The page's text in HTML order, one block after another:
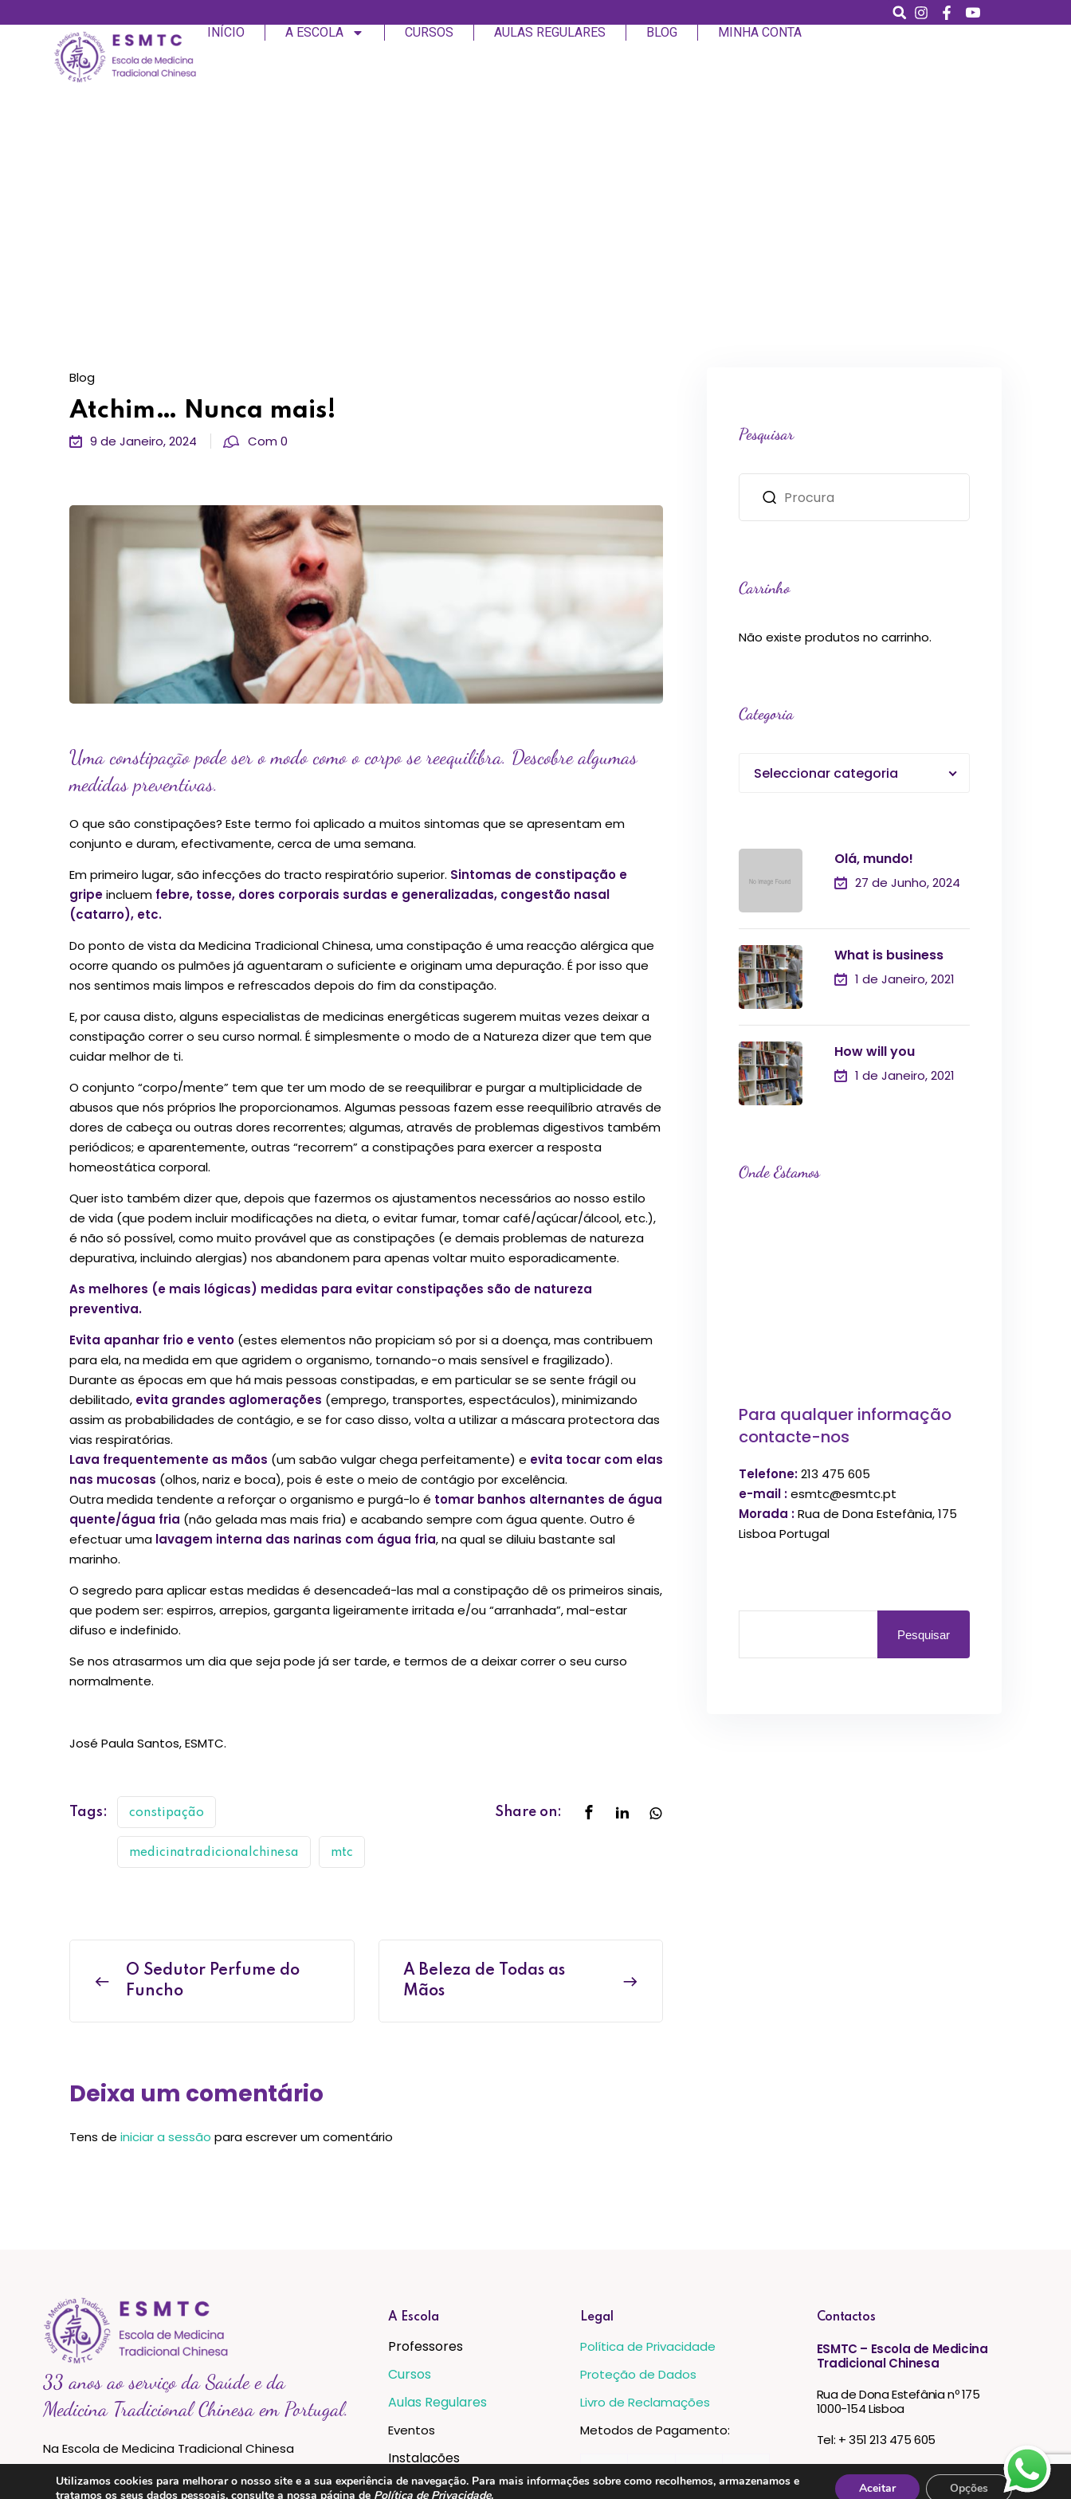
INÍCIO A ESCOLA CURSOS AULAS REGULARES BLOG MINHA CONTA
Blog
Atchim… Nunca mais!
9 de Janeiro, 2024 Com 0
Uma constipação pode ser o modo como o corpo se reequilibra. Descobre algumas
medidas preventivas.
O que são constipações? Este termo foi aplicado a muitos sintomas que se apresentam em
conjunto e duram, efectivamente, cerca de uma semana.
Em primeiro lugar, são infecções do tracto respiratório superior. Sintomas de constipação e
gripeincluem febre, tosse, dores corporais surdas e generalizadas, congestão nasal
(catarro), etc.
Do ponto de vista da Medicina Tradicional Chinesa, uma constipação é uma reacção alérgica que
ocorre quando os pulmões já aguentaram o suficiente e originam uma depuração. É por isso que
nos sentimos mais limpos e refrescados depois do fim da constipação.
E, por causa disto, alguns especialistas de medicinas energéticas sugerem muitas vezes deixar a
constipação correr o seu curso normal. É simplesmente o modo de a Natureza dizer que tem que
cuidar melhor de ti.
O conjunto “corpo/mente” tem que ter um modo de se reequilibrar e purgar a multiplicidade de
abusos que nós próprios lhe proporcionamos. Algumas pessoas fazem esse reequilíbrio através de
dores de cabeça ou outras dores recorrentes; algumas, através de problemas digestivos também
periódicos; e aparentemente, outras “recorrem” a constipações para exercer a resposta
homeostática corporal.
Quer isto também dizer que, depois que fazermos os ajustamentos necessários ao nosso estilo
de vida (que podem incluir modificações na dieta, o evitar fumar, tomar café/açúcar/álcool, etc.),
é não só possível, como muito provável que as constipações (e demais problemas de natureza
depurativa, incluindo alergias) nos abandonem para apenas voltar muito esporadicamente.
As melhores (e mais lógicas) medidas para evitar constipações são de natureza
preventiva.
Evita apanhar frio e vento (estes elementos não propiciam só por si a doença, mas contribuem
para ela, na medida em que agridem o organismo, tornando-o mais sensível e fragilizado).
Durante as épocas em que há mais pessoas constipadas, e em particular se se sente frágil ou
debilitado, evita grandes aglomerações (emprego, transportes, espectáculos), minimizando
assim as probabilidades de contágio, e se for caso disso, volta a utilizar a máscara protectora das
vias respiratórias.
Lava frequentemente as mãos (um sabão vulgar chega perfeitamente) e evita tocar com elas
nas mucosas (olhos, nariz e boca), pois é este o meio de contágio por excelência.
Outra medida tendente a reforçar o organismo e purgá-lo é tomar banhos alternantes de água
quente/água fria (não gelada mas mais fria) e acabando sempre com água quente. Outro é
efectuar uma lavagem interna das narinas com água fria, na qual se diluiu bastante sal
marinho.
O segredo para aplicar estas medidas é desencadeá-las mal a constipação dê os primeiros sinais,
que podem ser: espirros, arrepios, garganta ligeiramente irritada e/ou “arranhada”, mal-estar
difuso e indefinido.
Se nos atrasarmos um dia que seja pode já ser tarde, e termos de a deixar correr o seu curso
normalmente.
José Paula Santos, ESMTC.
Tags: constipação
medicinatradicionalchinesa mtc
Share on:
O Sedutor Perfume do
Funcho
A Beleza de Todas as
Mãos
Deixa um comentário
Tens de iniciar a sessão para escrever um comentário
Pesquisar
Carrinho
Não existe produtos no carrinho.
Categoria
Seleccionar categoria
Olá, mundo!
27 de Junho, 2024
What is business
1 de Janeiro, 2021
How will you
1 de Janeiro, 2021
Onde Estamos
Para qualquer informação
contacte-nos
Telefone:213 475 605
e-mail :esmtc@esmtc.pt
Morada :Rua de Dona Estefânia, 175
Lisboa Portugal
Pesquisar
33 anos ao serviço da Saúde e da
Medicina Tradicional Chinesa em Portugal.
Na Escola de Medicina Tradicional Chinesa
acreditamos que a saúde é um caminho de
equilíbrio entre o corpo, a mente e a natureza.
A Escola
Professores
Cursos
Aulas Regulares
Eventos
Instalações
Legal
Política de Privacidade
Proteção de Dados
Livro de Reclamações
Metodos de Pagamento:
Contactos
ESMTC – Escola de Medicina
Tradicional Chinesa
Rua de Dona Estefânia nº 175
1000-154 Lisboa
Tel: + 351 213 475 605
e-mail: esmtc@esmtc.pt
Utilizamos cookies para melhorar o nosso site e a sua experiência de navegação. Para mais informações sobre como recolhemos, armazenamos e
tratamos os seus dados pessoais, consulte a nossa página de Política de Privacidade. Aceitar Opções